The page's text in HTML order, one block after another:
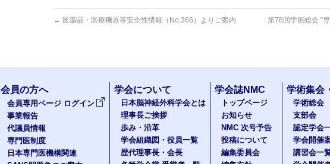
← 医薬品・医療機器等安全性情報（No.366）よりご案内 第78回学術総会 “
会員の方へ
会員専用ページ ログイン
事業報告
代議員情報
専門医制度
日本専門医機構関連
学会について
日本脳神経外科学会とは
理事長ご挨拶
歩み・沿革
学会組織図・役員一覧
歴代理事長・会長
学会誌NMC
トップページ
お知らせ
NMC 次号予告
投稿について
編集委員会
学術集会
学術総会
支部会
認定学会
学会開催
講習会一